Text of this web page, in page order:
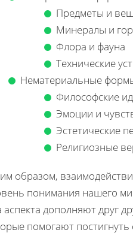
Предметы и
Минералы и
Флора и фауна
Технические
Нематериальные
Философские
Эмоции и
Эстетические
Религиозные
образом,
понимания нашего
аспекта дополняют друг
помогают